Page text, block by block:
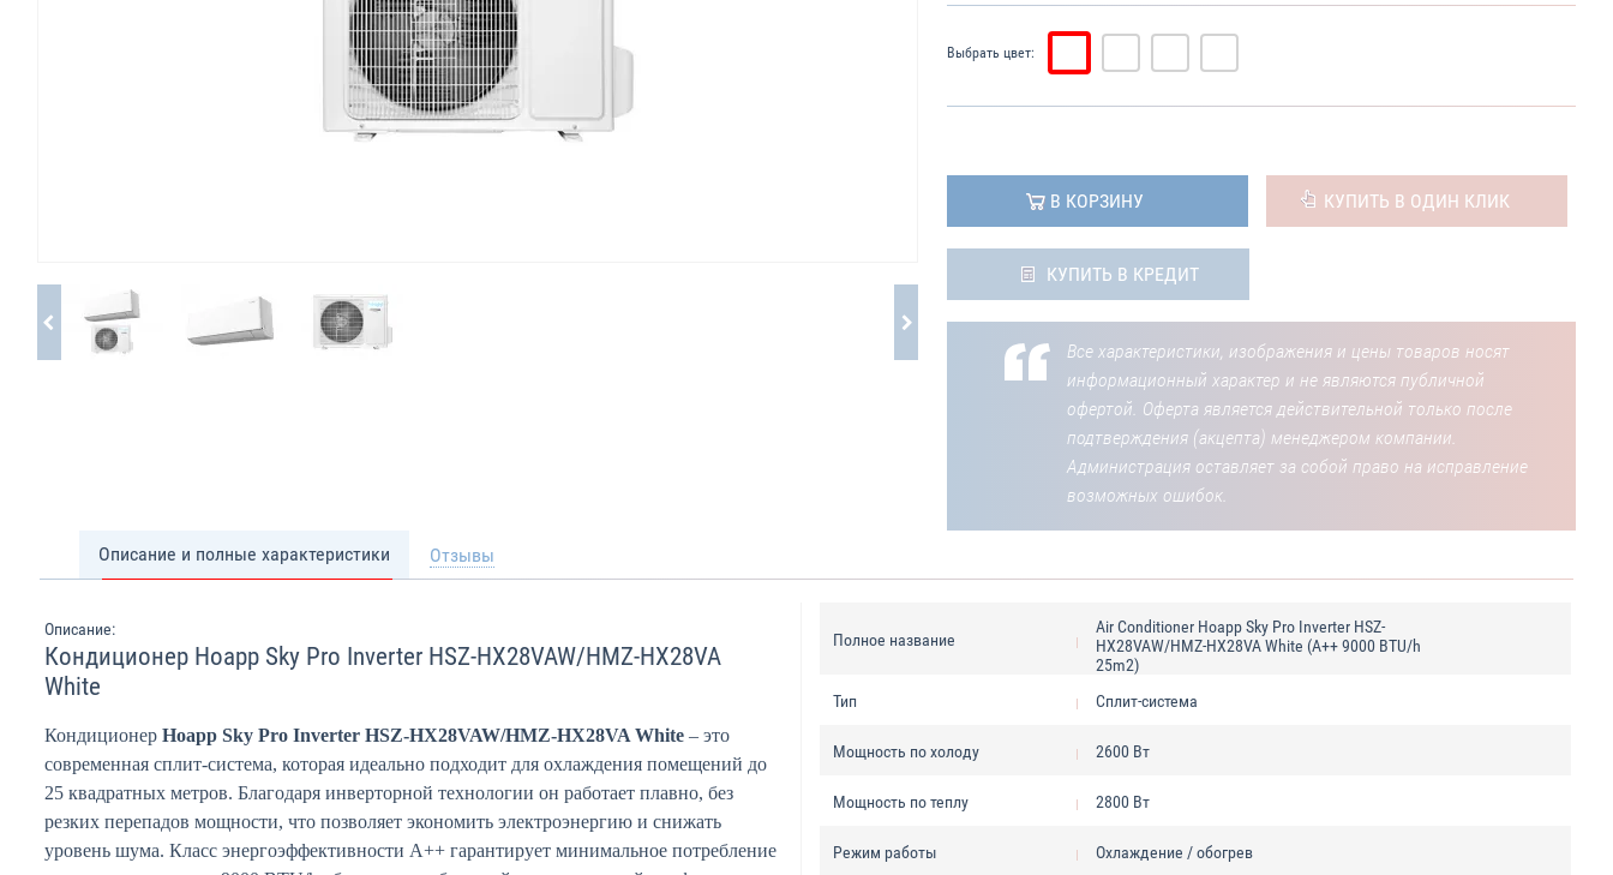
Выбрать цвет:
В КОРЗИНУ КУПИТЬ В ОДИН КЛИК
КУПИТЬ В КРЕДИТ
Все характеристики, изображения и цены товаров носят
информационный характер и не являются публичной
офертой. Оферта является действительной только после
подтверждения (акцепта) менеджером компании.
Администрация оставляет за собой право на исправление
возможных ошибок.
Описание и полные характеристики Отзывы
Описание:
Кондиционер Hoapp Sky Pro Inverter HSZ-HX28VAW/HMZ-HX28VA
White
Кондиционер Hoapp Sky Pro Inverter HSZ-HX28VAW/HMZ-HX28VA White – это
современная сплит-система, которая идеально подходит для охлаждения помещений до
25 квадратных метров. Благодаря инверторной технологии он работает плавно, без
резких перепадов мощности, что позволяет экономить электроэнергию и снижать
уровень шума. Класс энергоэффективности A++ гарантирует минимальное потребление
Полное название
Air Сonditioner Hoapp Sky Pro Inverter HSZ-
HX28VAW/HMZ-HX28VA White (A++ 9000 BTU/h
25m2)
Тип
Cплит-система
Мощность по холоду 2600 Вт
Мощность по теплу 2800 Вт
Режим работы Охлаждение / обогрев